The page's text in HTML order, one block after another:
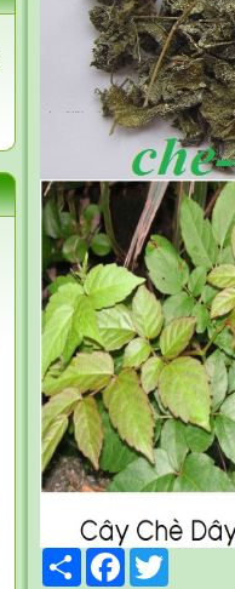
Share Facebook